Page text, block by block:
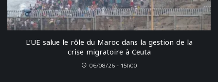
L’UE salue le rôle du Maroc dans la gestion de la
crise migratoire à Ceuta
06/08/26 - 15h00